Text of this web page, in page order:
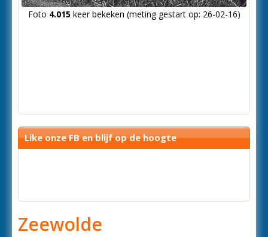
Foto 4.015keer bekeken (meting gestart op: 26-02-16)
Like onze FB en blijf op de hoogte
Zeewolde